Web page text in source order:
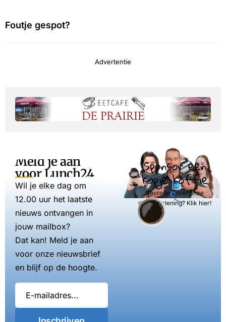
Foutje gespot?
Advertentie
Meld je aan
voor Lunch24
Wil je elke dag om
12.00 uur het laatste
nieuws ontvangen in
jouw mailbox?
Dat kan! Meld je aan
voor onze nieuwsbrief
en blijf op de hoogte.
Sponsor een
kopje koffie
Tevreden over onze
dienstverlening? Klik hier!